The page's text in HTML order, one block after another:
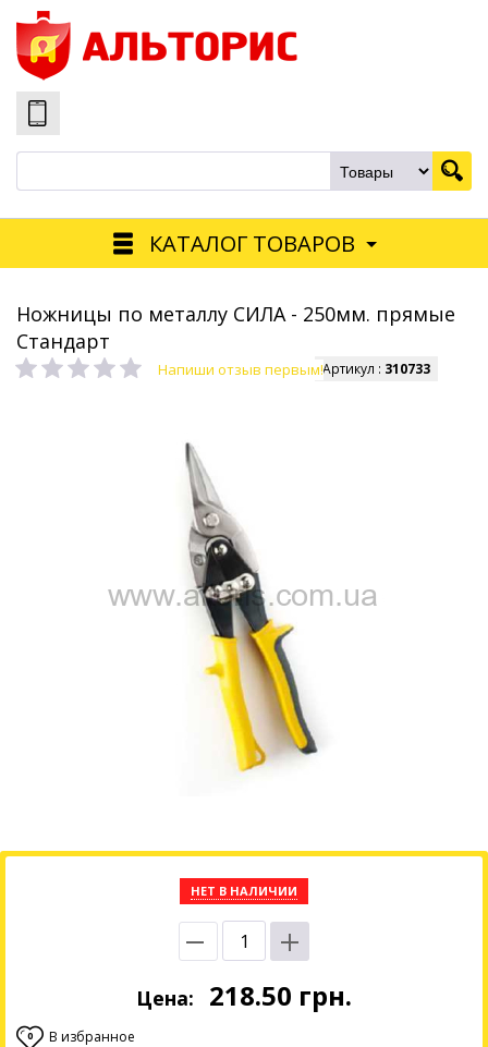
КАТАЛОГ ТОВАРОВ
Ножницы по металлу СИЛА - 250мм. прямые
Стандарт
Напиши отзыв первым!Артикул : 310733
НЕТ В НАЛИЧИИ
Цена: 218.50 грн.
0 В избранное